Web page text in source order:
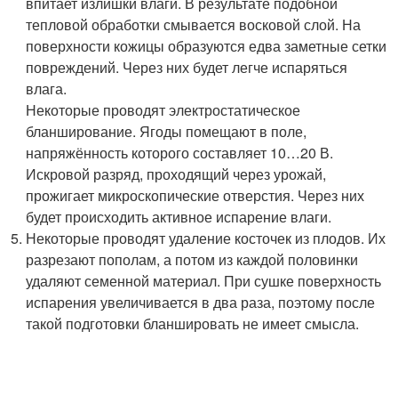
тепловой обработки смывается восковой слой. На
поверхности кожицы образуются едва заметные сетки
повреждений. Через них будет легче испаряться
влага.
Некоторые проводят электростатическое
бланширование. Ягоды помещают в поле,
напряжённость которого составляет 10…20 В.
Искровой разряд, проходящий через урожай,
прожигает микроскопические отверстия. Через них
будет происходить активное испарение влаги.
Некоторые проводят удаление косточек из плодов. Их
разрезают пополам, а потом из каждой половинки
удаляют семенной материал. При сушке поверхность
испарения увеличивается в два раза, поэтому после
такой подготовки бланшировать не имеет смысла.